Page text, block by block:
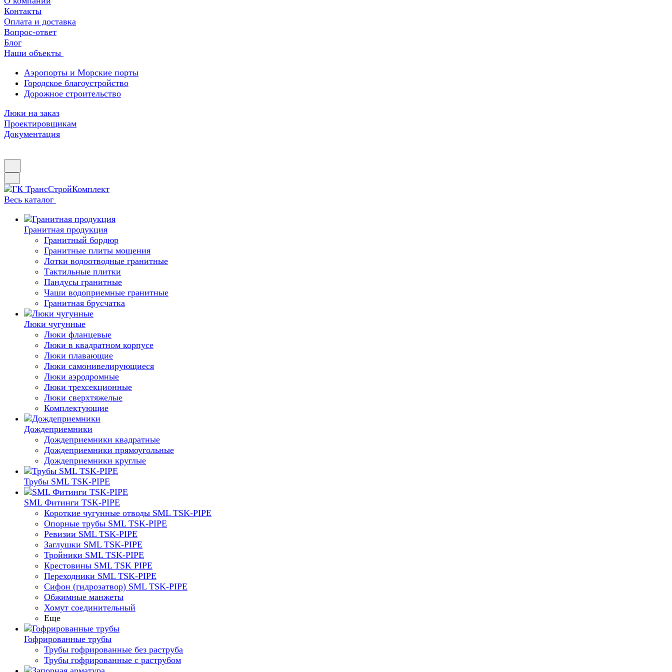
Контакты
Оплата и доставка
Вопрос-ответ
Блог
Наши объекты
Аэропорты и Морские порты
Городское благоустройство
Дорожное строительство
Люки на заказ
Проектировщикам
Документация
Весь каталог
Гранитная продукция
Гранитный бордюр
Гранитные плиты мощения
Лотки водоотводные гранитные
Тактильные плитки
Пандусы гранитные
Чаши водоприемные гранитные
Гранитная брусчатка
Люки чугунные
Люки фланцевые
Люки в квадратном корпусе
Люки плавающие
Люки самонивелирующиеся
Люки аэродромные
Люки трехсекционные
Люки сверхтяжелые
Комплектующие
Дождеприемники
Дождеприемники квадратные
Дождеприемники прямоугольные
Дождеприемники круглые
Трубы SML TSK-PIPE
SML Фитинги TSK-PIPE
Короткие чугунные отводы SML TSK-PIPE
Опорные трубы SML TSK-PIPE
Ревизии SML TSK-PIPE
Заглушки SML TSK-PIPE
Тройники SML TSK-PIPE
Крестовины SML TSK PIPE
Переходники SML TSK-PIPE
Сифон (гидрозатвор) SML TSK-PIPE
Обжимные манжеты
Хомут соединительный
Еще
Гофрированные трубы
Трубы гофрированные без раструба
Трубы гофрированные с раструбом